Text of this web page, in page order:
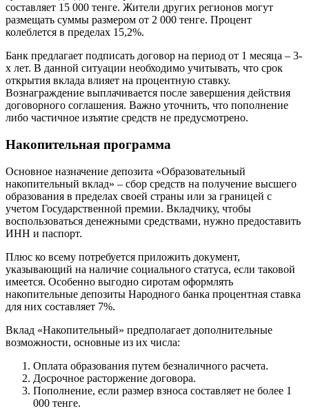
составляет 15 000 тенге. Жители других регионов могут
размещать суммы размером от 2 000 тенге. Процент
колеблется в пределах 15,2%.
Банк предлагает подписать договор на период от 1 месяца – 3-
х лет. В данной ситуации необходимо учитывать, что срок
открытия вклада влияет на процентную ставку.
Вознаграждение выплачивается после завершения действия
договорного соглашения. Важно уточнить, что пополнение
либо частичное изъятие средств не предусмотрено.
Накопительная программа
Основное назначение депозита «Образовательный
накопительный вклад» – сбор средств на получение высшего
образования в пределах своей страны или за границей с
учетом Государственной премии. Вкладчику, чтобы
воспользоваться денежными средствами, нужно предоставить
ИНН и паспорт.
Плюс ко всему потребуется приложить документ,
указывающий на наличие социального статуса, если таковой
имеется. Особенно выгодно сиротам оформлять
накопительные депозиты Народного банка процентная ставка
для них составляет 7%.
Вклад «Накопительный» предполагает дополнительные
возможности, основные из их числа:
Оплата образования путем безналичного расчета.
Досрочное расторжение договора.
Пополнение, если размер взноса составляет не более 1
000 тенге.